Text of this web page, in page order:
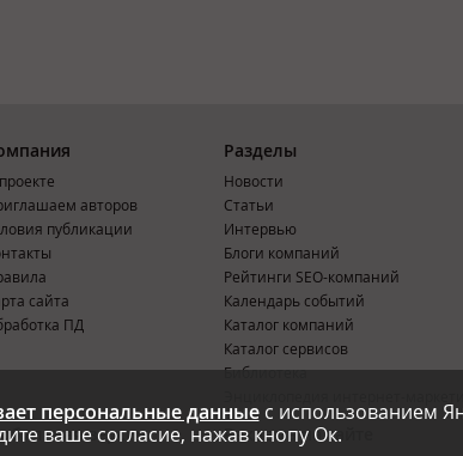
персональные данныес использованием
ваше согласие, нажав кнопу Ок.
авторов
публикации
сайта
ПД
версия
Разделы
Новости
Статьи
Интервью
Блоги компаний
Рейтинги SEO-компаний
Календарь событий
Каталог компаний
Каталог сервисов
Библиотека
Реклама на сайте